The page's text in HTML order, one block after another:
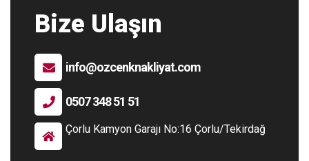
Bize Ulaşın
info@ozcenknakliyat.com
0507 348 51 51
Çorlu Kamyon Garajı No:16 Çorlu/Tekirdağ